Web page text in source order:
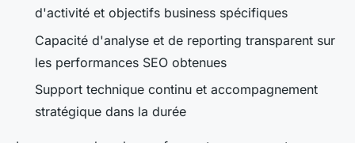
d'activité et objectifs business spécifiques
Capacité d'analyse et de reporting transparent sur
les performances SEO obtenues
Support technique continu et accompagnement
stratégique dans la durée